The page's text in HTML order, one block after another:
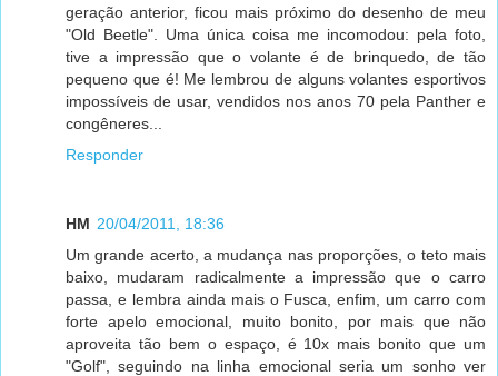
geração anterior, ficou mais próximo do desenho de meu
"Old Beetle". Uma única coisa me incomodou: pela foto,
tive a impressão que o volante é de brinquedo, de tão
pequeno que é! Me lembrou de alguns volantes esportivos
impossíveis de usar, vendidos nos anos 70 pela Panther e
congêneres...
Responder
HM 20/04/2011, 18:36
Um grande acerto, a mudança nas proporções, o teto mais
baixo, mudaram radicalmente a impressão que o carro
passa, e lembra ainda mais o Fusca, enfim, um carro com
forte apelo emocional, muito bonito, por mais que não
aproveita tão bem o espaço, é 10x mais bonito que um
"Golf", seguindo na linha emocional seria um sonho ver